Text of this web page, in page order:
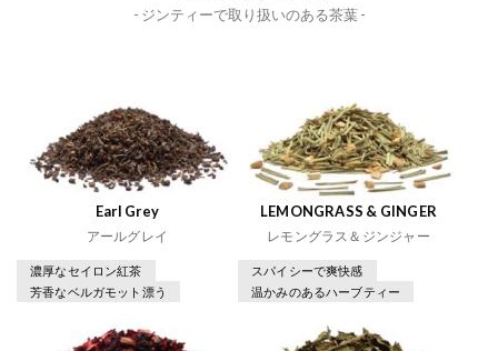
- ジンティーで取り扱いのある茶葉 -
Earl Grey
アールグレイ
濃厚なセイロン紅茶
芳香なベルガモット漂う
LEMONGRASS & GINGER
レモングラス＆ジンジャー
スパイシーで爽快感
温かみのあるハーブティー